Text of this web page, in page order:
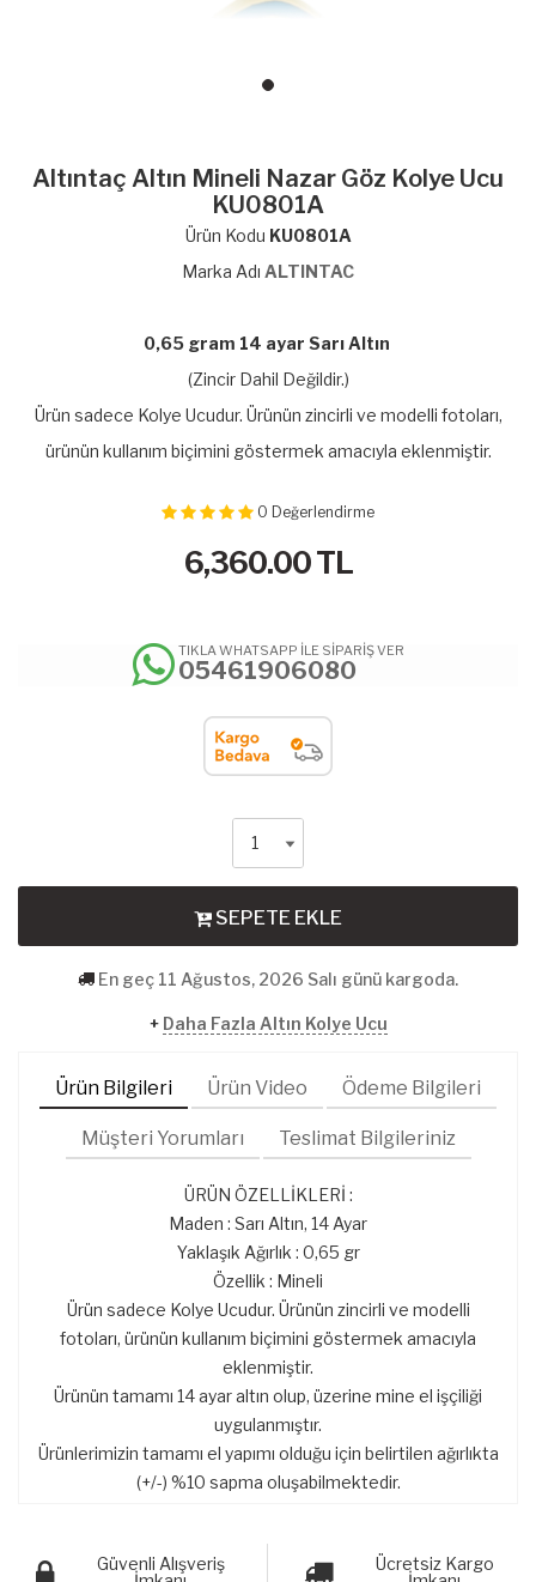
Altıntaç Altın Mineli Nazar Göz Kolye Ucu
KU0801A
Ürün Kodu KU0801A
Marka Adı ALTINTAC
0,65 gram 14 ayar Sarı Altın
(Zincir Dahil Değildir.)
Ürün sadece Kolye Ucudur. Ürünün zincirli ve modelli fotoları,
ürünün kullanım biçimini göstermek amacıyla eklenmiştir.
0 Değerlendirme
6,360.00TL
TIKLA WHATSAPP İLE SİPARİŞ VER
05461906080
SEPETE EKLE
En geç 11 Ağustos, 2026 Salı günü kargoda.
+ Daha Fazla Altın Kolye Ucu
Ürün Bilgileri Ürün Video Ödeme Bilgileri
Müşteri Yorumları Teslimat Bilgileriniz
ÜRÜN ÖZELLİKLERİ :
Maden : Sarı Altın, 14 Ayar
Yaklaşık Ağırlık : 0,65 gr
Özellik : Mineli
Ürün sadece Kolye Ucudur. Ürünün zincirli ve modelli
fotoları, ürünün kullanım biçimini göstermek amacıyla
eklenmiştir.
Ürünün tamamı 14 ayar altın olup, üzerine mine el işçiliği
uygulanmıştır.
Ürünlerimizin tamamı el yapımı olduğu için belirtilen ağırlıkta
(+/-) %10 sapma oluşabilmektedir.
Güvenli Alışveriş
Ücretsiz Kargo